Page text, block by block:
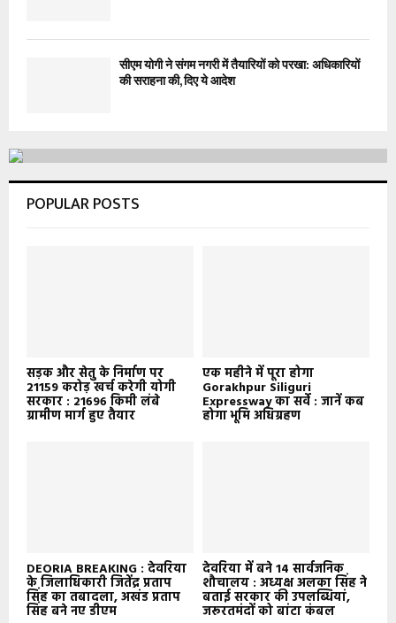
सीएम योगी ने संगम नगरी में तैयारियों को परखा: अधिकारियों
की सराहना की, दिए ये आदेश
POPULAR POSTS
सड़क और सेतु के निर्माण पर
21159 करोड़ खर्च करेगी योगी
सरकार : 21696 किमी लंबे
ग्रामीण मार्ग हुए तैयार
एक महीने में पूरा होगा
Gorakhpur Siliguri
Expressway का सर्वे : जानें कब
होगा भूमि अधिग्रहण
DEORIA BREAKING : देवरिया
के जिलाधिकारी जितेंद्र प्रताप
सिंह का तबादला, अखंड प्रताप
सिंह बने नए डीएम
देवरिया में बने 14 सार्वजनिक
शौचालय : अध्यक्ष अलका सिंह ने
बताई सरकार की उपलब्धियां,
जरूरतमंदों को बांटा कंबल